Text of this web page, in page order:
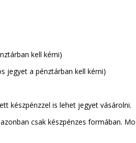
kell kérni)
jegyet a pénztárban kell kérni)
készpénzzel is lehet jegyet vásárolni.
csak készpénzes formában.